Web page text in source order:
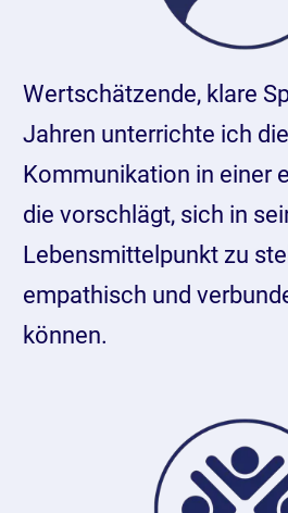
Wertschätzende, klare
Jahren unterrichte ich
Kommunikation in einer
die vorschlägt, sich in
Lebensmittelpunkt zu
empathisch und
können.